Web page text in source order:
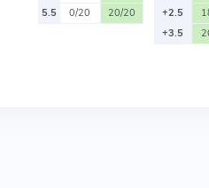
5.5
0/20 20/20
+2.5
+3.5